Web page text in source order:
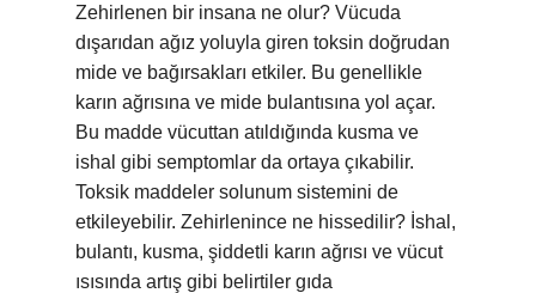
Zehirlenen bir insana ne olur? Vücuda
dışarıdan ağız yoluyla giren toksin doğrudan
mide ve bağırsakları etkiler. Bu genellikle
karın ağrısına ve mide bulantısına yol açar.
Bu madde vücuttan atıldığında kusma ve
ishal gibi semptomlar da ortaya çıkabilir.
Toksik maddeler solunum sistemini de
etkileyebilir. Zehirlenince ne hissedilir? İshal,
bulantı, kusma, şiddetli karın ağrısı ve vücut
ısısında artış gibi belirtiler gıda